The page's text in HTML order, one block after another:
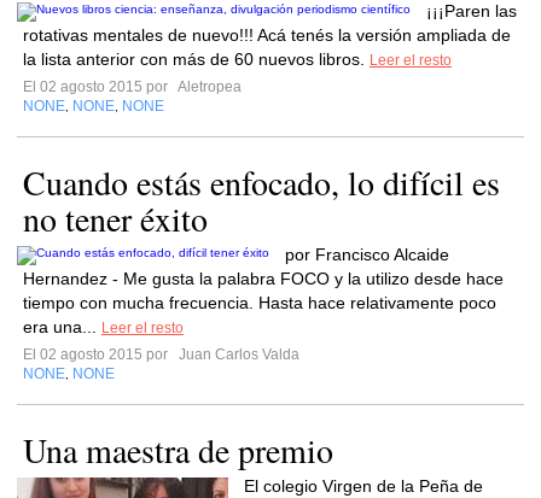
¡¡¡Paren las
rotativas mentales de nuevo!!! Acá tenés la versión ampliada de
la lista anterior con más de 60 nuevos libros.
Leer el resto
El 02 agosto 2015 por Aletropea
NONE NONE NONE
Cuando estás enfocado, lo difícil es
no tener éxito
por Francisco Alcaide
Hernandez - Me gusta la palabra FOCO y la utilizo desde hace
tiempo con mucha frecuencia. Hasta hace relativamente poco
era una...
Leer el resto
El 02 agosto 2015 por
Juan Carlos Valda
NONE NONE
Una maestra de premio
El colegio Virgen de la Peña de